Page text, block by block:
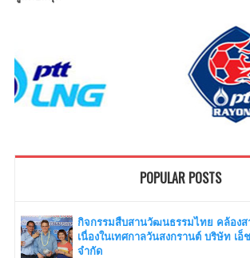
POPULAR POSTS
กิจกรรมสืบสานวัฒนธรรมไทย คล้องส
เนื่องในเทศกาลวันสงกรานต์ บริษัท เอ็
จำกัด